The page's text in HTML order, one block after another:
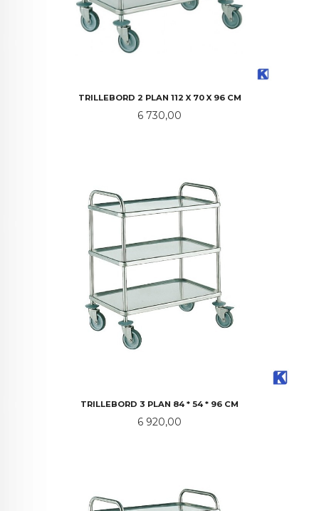
TRILLEBORD 2 PLAN 112 X 70 X 96 CM
Pris
6 730,00
TRILLEBORD 3 PLAN 84 * 54 * 96 CM
Pris
6 920,00